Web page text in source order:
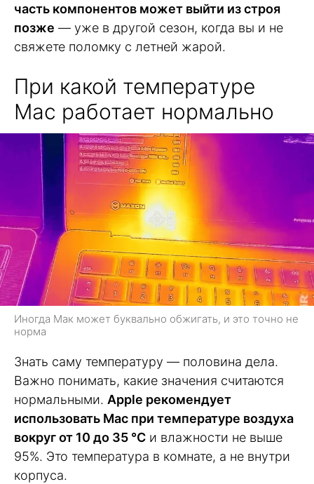
часть компонентов может выйти из строя
позже — уже в другой сезон, когда вы и не
свяжете поломку с летней жарой.
При какой температуре
Mac работает нормально
Иногда Мак может буквально обжигать, и это точно не
норма
Знать саму температуру — половина дела.
Важно понимать, какие значения считаются
нормальными. Apple рекомендует
использовать Mac при температуре воздуха
вокруг от 10 до 35 °C и влажности не выше
95%. Это температура в комнате, а не внутри
корпуса.